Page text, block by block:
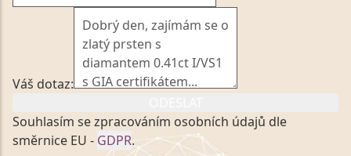
Váš dotaz:
Souhlasím se zpracováním osobních údajů dle
směrnice EU - GDPR.